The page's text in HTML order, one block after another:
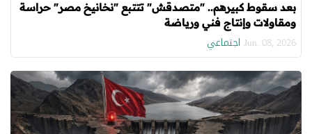
بعد سقوط كبيرهم.. "متصدقش" تتتبع "نخانيخ مصر" حراسة
ومقاولات وإنتاج فني ورياضة
Jun. 08, 2026 اجتماعي